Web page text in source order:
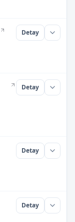
Detay
Detay
Detay
Detay